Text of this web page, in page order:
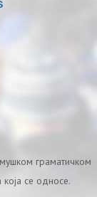
граматичком
се односе.